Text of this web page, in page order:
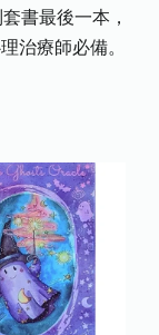
書最後一本，
治療師必備。